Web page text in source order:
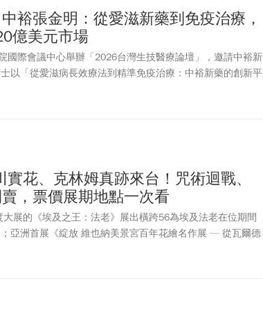
裕張金明：從愛滋新藥到免疫治療，
億美元市場
國際會議中心舉辦「2026台灣生技醫療論壇」，邀請中裕新
以「從愛滋病長效療法到精準免疫治療：中裕新藥的創新平
享公司近年在抗體藥物研發、長效療法與免疫疾病治療上的
花、克林姆真跡來台！咒術迴戰、
，票價展期地點一次看
展的《埃及之王：法老》展出橫跨56為埃及法老在位期間
亞洲首展《綻放 維也納美景宮百年花繪名作展 — 從瓦爾德
！看準寒假檔期，多部人氣日本動漫包含《咒術迴戰》、